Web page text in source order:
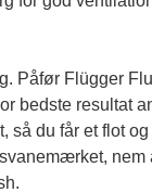
Påfør Flügger
bedste resultat
så du får et flot
nem